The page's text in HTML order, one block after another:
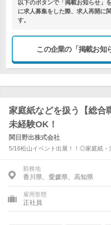
以下のボタンで「掲載お知らせ」
に求人募集をした際、求人再開に
す。
この企業の「掲載お知
家庭紙などを扱う【総
未経験OK！
関日野出株式会社
5/16松山イベント出展！！◎家庭紙・
勤務地
香川県、愛媛県、高知県
雇用形態
正社員